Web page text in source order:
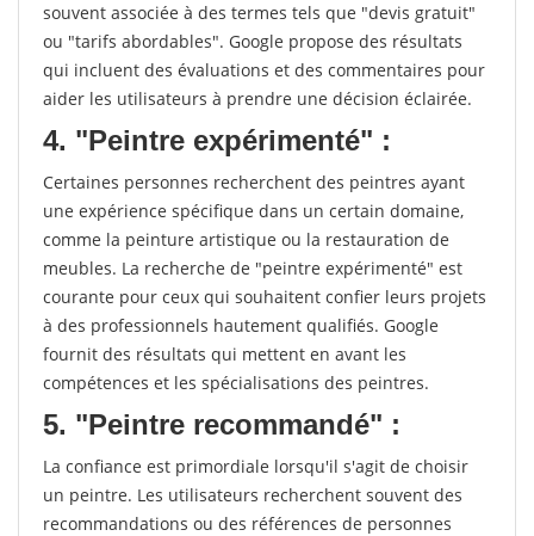
souvent associée à des termes tels que "devis gratuit"
ou "tarifs abordables". Google propose des résultats
qui incluent des évaluations et des commentaires pour
aider les utilisateurs à prendre une décision éclairée.
4. "Peintre expérimenté" :
Certaines personnes recherchent des peintres ayant
une expérience spécifique dans un certain domaine,
comme la peinture artistique ou la restauration de
meubles. La recherche de "peintre expérimenté" est
courante pour ceux qui souhaitent confier leurs projets
à des professionnels hautement qualifiés. Google
fournit des résultats qui mettent en avant les
compétences et les spécialisations des peintres.
5. "Peintre recommandé" :
La confiance est primordiale lorsqu'il s'agit de choisir
un peintre. Les utilisateurs recherchent souvent des
recommandations ou des références de personnes